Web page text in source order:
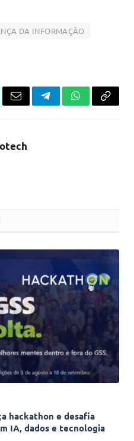
DA INFORMAÇÃO
Email TelegramWhatsApp
Copiar
hackathon e desafia
IA, dados e tecnologia